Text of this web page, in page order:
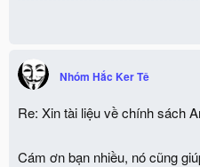
Nhóm Hắc Ker Tê
Re: Xin tài liệu về chính sách
Cám ơn bạn nhiều, nó cũng